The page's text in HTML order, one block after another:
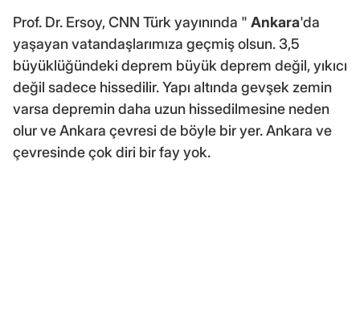
Prof. Dr. Ersoy, CNN Türk yayınında " Ankara'da
yaşayan vatandaşlarımıza geçmiş olsun. 3,5
büyüklüğündeki deprem büyük deprem değil, yıkıcı
değil sadece hissedilir. Yapı altında gevşek zemin
varsa depremin daha uzun hissedilmesine neden
olur ve Ankara çevresi de böyle bir yer. Ankara ve
çevresinde çok diri bir fay yok.